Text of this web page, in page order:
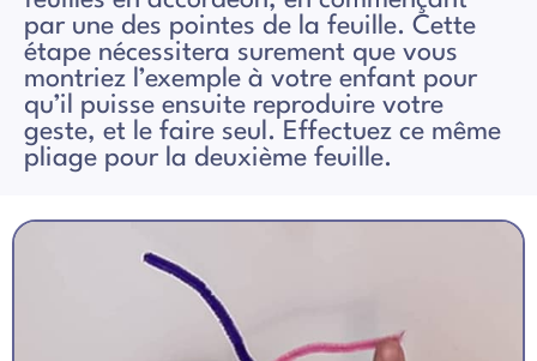
par une des pointes de la feuille. Cette
étape nécessitera surement que vous
montriez l’exemple à votre enfant pour
qu’il puisse ensuite reproduire votre
geste, et le faire seul. Effectuez ce même
pliage pour la deuxième feuille.